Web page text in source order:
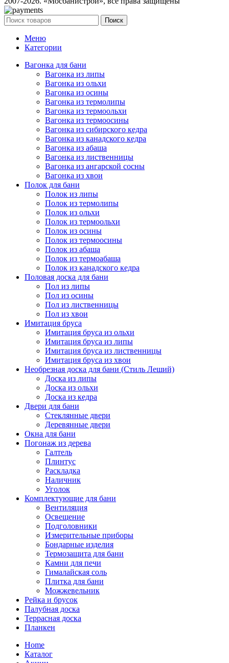
Поиск
Меню
Категории
Вагонка для бани
Вагонка из липы
Вагонка из ольхи
Вагонка из осины
Вагонка из термолипы
Вагонка из термоольхи
Вагонка из термоосины
Вагонка из сибирского кедра
Вагонка из канадского кедра
Вагонка из абаша
Вагонка из лиственницы
Вагонка из ангарской сосны
Вагонка из хвои
Полок для бани
Полок из липы
Полок из термолипы
Полок из ольхи
Полок из термоольхи
Полок из осины
Полок из термоосины
Полок из абаша
Полок из термоабаша
Полок из канадского кедра
Половая доска для бани
Пол из липы
Пол из осины
Пол из лиственницы
Пол из хвои
Имитация бруса
Имитация бруса из ольхи
Имитация бруса из липы
Имитация бруса из лиственницы
Имитация бруса из хвои
Необрезная доска для бани (Стиль Леший)
Доска из липы
Доска из ольхи
Доска из кедра
Двери для бани
Стеклянные двери
Деревянные двери
Окна для бани
Погонаж из дерева
Галтель
Плинтус
Раскладка
Наличник
Уголок
Комплектующие для бани
Вентиляция
Освещение
Подголовники
Измерительные приборы
Бондарные изделия
Термозащита для бани
Камни для печи
Гималайская соль
Плитка для бани
Можжевельник
Рейка и брусок
Палубная доска
Террасная доска
Планкен
Home
Каталог